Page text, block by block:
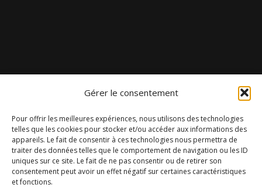
Gérer le consentement
Pour offrir les meilleures expériences, nous utilisons des technologies
telles que les cookies pour stocker et/ou accéder aux informations des
appareils. Le fait de consentir à ces technologies nous permettra de
traiter des données telles que le comportement de navigation ou les ID
uniques sur ce site. Le fait de ne pas consentir ou de retirer son
consentement peut avoir un effet négatif sur certaines caractéristiques
et fonctions.